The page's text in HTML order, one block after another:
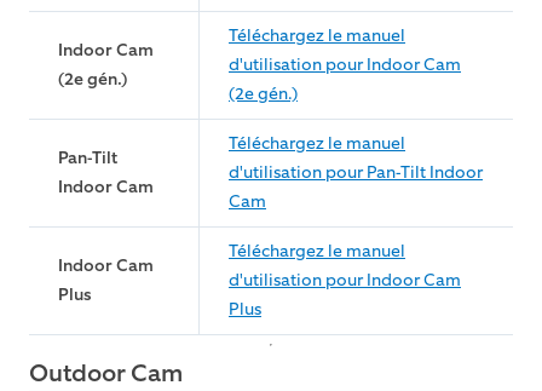
Indoor Cam
(2e gén.)
Téléchargez le manuel
d'utilisation pour Indoor Cam
(2e gén.)
Pan-Tilt
Indoor Cam
Téléchargez le manuel
d'utilisation pour Pan-Tilt Indoor
Cam
Indoor Cam
Plus
Téléchargez le manuel
d'utilisation pour Indoor Cam
Plus
Outdoor Cam